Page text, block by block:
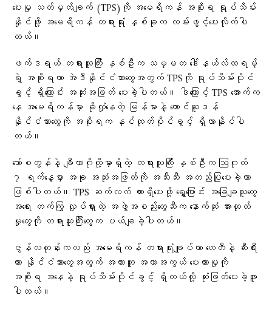
ပေးမှု သတ်မှတ်ချက် (TPS)ကို အမေရိကန် အစိုးရ ရုပ်သိမ်း
နိုင်ဖို့ အမေရိကန် တရားရုံး နှစ်ခုက လမ်းဖွင့်ပေးလိုက်ပါ
တယ်။
ဖက်ဒရယ် တရားသူကြီး နှစ်ဦးက သမ္မတ ဒေါ်နယ်လ်ထရမ့်
ရဲ့ အစိုးရဟာ အဲဒီနိုင်ငံသားတွေအတွက် TPSကို ရုပ်သိမ်းပိုင်
ခွင့် ရှိကြောင်း အဆုံးအဖြတ် ပေးခဲ့ပါတယ်။ ဒါကြောင့် TPS အောက်က
နေ အမေရိကန်မှာ ခိုလှုံနေတဲ့ မြန်မာနဲ့ တောင်ဆူဒန်
နိုင်ငံသားတွေကို အစိုးရက နှင်ထုတ်ပိုင်ခွင့် ရှိလာနိုင်ပါ
တယ်။
ဘော်စတွန်နဲ့ ချီကာဂိုတို့မှာရှိတဲ့ တရားသူကြီး နှစ်ဦးက ဩဂုတ်
၇ ရက်နေ့မှာ အခု အဆုံးအဖြတ်ကို အသီးသီး အတည်ပြုပေးခဲ့တာ
ဖြစ်ပါတယ်။ TPS ဆက်လက် ထားရှိပေးဖို့ ရွှေ့ပြောင်း အခြေချသူတွေ
အရေး တက်ကြွ လှုပ်ရှားတဲ့ အဖွဲ့အစည်းတွေဆီက နောက်ဆုံး အားထုတ်
မှုတွေကို တရားသူကြီးတွေက ပယ်ချခဲ့ပါတယ်။
ဇွန်လတုန်းကလည်း အမေရိကန် တရားရုံးချုပ်ဟာ ဟေတီနဲ့ ဆီးရီး
ယား နိုင်ငံသားတွေအတွက် အလားတူ အကာအကွယ် ပေးထားမှုကို
အစိုးရ အနေနဲ့ ရုပ်သိမ်းပိုင်ခွင့် ရှိတယ်လို့ ဆုံးဖြတ်ပေးခဲ့ဖူး
ပါတယ်။